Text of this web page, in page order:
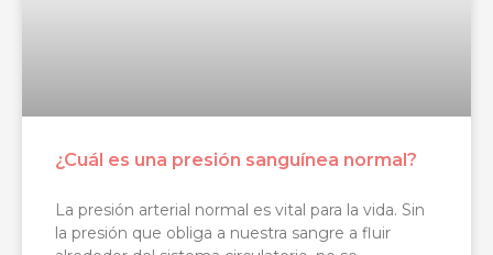
¿Cuál es una presión sanguínea normal?
La presión arterial normal es vital para la vida. Sin
la presión que obliga a nuestra sangre a fluir